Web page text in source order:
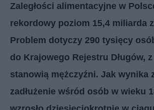
Zaległości alimentacyjne w
rekordowy poziom 15,4 miliarda
Problem dotyczy 290 tysięcy
do Krajowego Rejestru Długów,
stanowią mężczyźni. Jak wynika
zadłużenie wśród osób w wieku